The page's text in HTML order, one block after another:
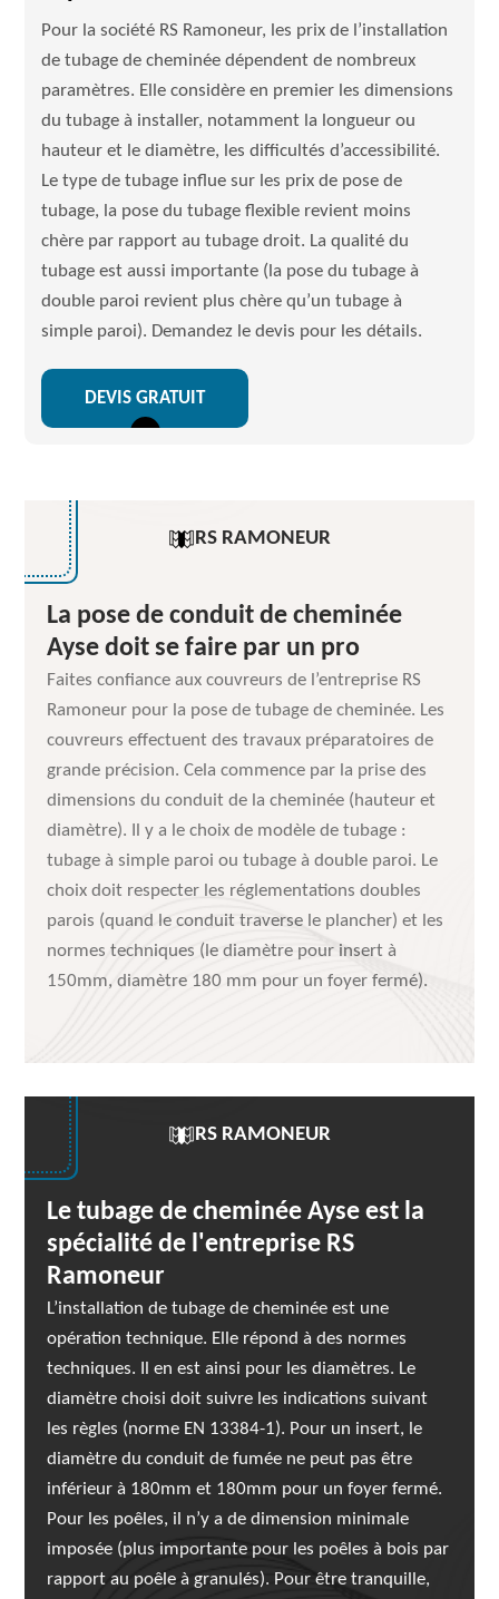
Pour la société RS Ramoneur, les prix de l’installation
de tubage de cheminée dépendent de nombreux
paramètres. Elle considère en premier les dimensions
du tubage à installer, notamment la longueur ou
hauteur et le diamètre, les difficultés d’accessibilité.
Le type de tubage influe sur les prix de pose de
tubage, la pose du tubage flexible revient moins
chère par rapport au tubage droit. La qualité du
tubage est aussi importante (la pose du tubage à
double paroi revient plus chère qu’un tubage à
simple paroi). Demandez le devis pour les détails.
DEVIS GRATUIT
RS RAMONEUR
La pose de conduit de cheminée
Ayse doit se faire par un pro
Faites confiance aux couvreurs de l’entreprise RS
Ramoneur pour la pose de tubage de cheminée. Les
couvreurs effectuent des travaux préparatoires de
grande précision. Cela commence par la prise des
dimensions du conduit de la cheminée (hauteur et
diamètre). Il y a le choix de modèle de tubage :
tubage à simple paroi ou tubage à double paroi. Le
choix doit respecter les réglementations doubles
parois (quand le conduit traverse le plancher) et les
normes techniques (le diamètre pour insert à
150mm, diamètre 180 mm pour un foyer fermé).
RS RAMONEUR
Le tubage de cheminée Ayse est la
spécialité de l'entreprise RS
Ramoneur
L’installation de tubage de cheminée est une
opération technique. Elle répond à des normes
techniques. Il en est ainsi pour les diamètres. Le
diamètre choisi doit suivre les indications suivant
les règles (norme EN 13384-1). Pour un insert, le
diamètre du conduit de fumée ne peut pas être
inférieur à 180mm et 180mm pour un foyer fermé.
Pour les poêles, il n’y a de dimension minimale
imposée (plus importante pour les poêles à bois par
rapport au poêle à granulés). Pour être tranquille,